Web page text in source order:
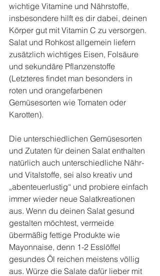
wichtige Vitamine und Nährstoffe,
insbesondere hilft es dir dabei, deinen
Körper gut mit Vitamin C zu versorgen.
Salat und Rohkost allgemein liefern
zusätzlich wichtiges Eisen, Folsäure
und sekundäre Pflanzenstoffe
(Letzteres findet man besonders in
roten und orangefarbenen
Gemüsesorten wie Tomaten oder
Karotten).
Die unterschiedlichen Gemüsesorten
und Zutaten für deinen Salat enthalten
natürlich auch unterschiedliche Nähr-
und Vitalstoffe, sei also kreativ und
„abenteuerlustig“ und probiere einfach
immer wieder neue Salatkreationen
aus. Wenn du deinen Salat gesund
gestalten möchtest, vermeide
übermäßig fettige Produkte wie
Mayonnaise, denn 1-2 Esslöffel
gesundes Öl reichen meistens völlig
aus. Würze die Salate dafür lieber mit